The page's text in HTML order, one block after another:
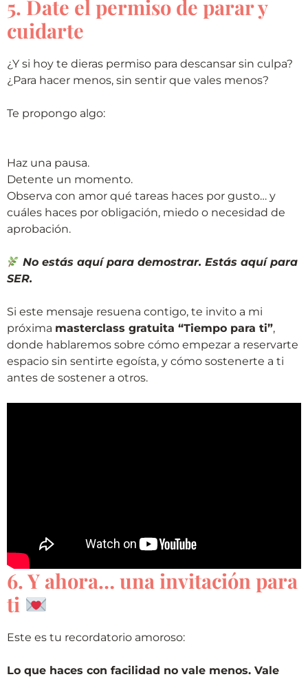
5. Date el permiso de parar y
cuidarte
¿Y si hoy te dieras permiso para descansar sin culpa?
¿Para hacer menos, sin sentir que vales menos?
Te propongo algo:
Haz una pausa.
Detente un momento.
Observa con amor qué tareas haces por gusto… y
cuáles haces por obligación, miedo o necesidad de
aprobación.
No estás aquí para demostrar. Estás aquí para
SER.
Si este mensaje resuena contigo, te invito a mi
próxima masterclass gratuita “Tiempo para ti”,
donde hablaremos sobre cómo empezar a reservarte
espacio sin sentirte egoísta, y cómo sostenerte a ti
antes de sostener a otros.
6. Y ahora… una invitación para
ti
Este es tu recordatorio amoroso:
Lo que haces con facilidad no vale menos. Vale